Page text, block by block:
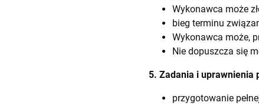
Wykonawca może
bieg terminu
Wykonawca może,
Nie dopuszcza się
5. Zadania i uprawnienia
przygotowanie